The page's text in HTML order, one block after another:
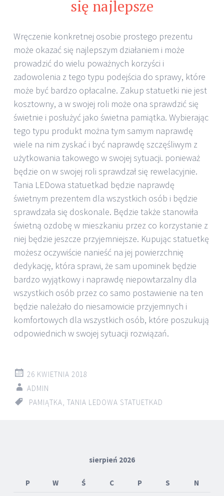
się najlepsze
Wręczenie konkretnej osobie prostego prezentu
może okazać się najlepszym działaniem i może
prowadzić do wielu poważnych korzyści i
zadowolenia z tego typu podejścia do sprawy, które
może być bardzo opłacalne. Zakup statuetki nie jest
kosztowny, a w swojej roli może ona sprawdzić się
świetnie i posłużyć jako świetna pamiątka. Wybierając
tego typu produkt można tym samym naprawdę
wiele na nim zyskać i być naprawdę szczęśliwym z
użytkowania takowego w swojej sytuacji. ponieważ
będzie on w swojej roli sprawdzał się rewelacyjnie.
Tania LEDowa statuetkad będzie naprawdę
świetnym prezentem dla wszystkich osób i będzie
sprawdzała się doskonale. Będzie także stanowiła
świetną ozdobę w mieszkaniu przez co korzystanie z
niej będzie jeszcze przyjemniejsze. Kupując statuetkę
możesz oczywiście nanieść na jej powierzchnię
dedykację, która sprawi, że sam upominek będzie
bardzo wyjątkowy i naprawdę niepowtarzalny dla
wszystkich osób przez co samo postawienie na ten
będzie należało do niesamowicie przyjemnych i
komfortowych dla wszystkich osób, które poszukują
odpowiednich w swojej sytuacji rozwiązań.
26 KWIETNIA 2018
ADMIN
PAMIĄTKA TANIA LEDOWA STATUETKAD
sierpień 2026
P W Ś C P S N